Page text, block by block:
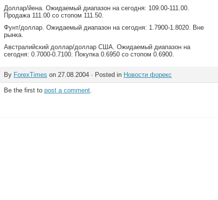
Доллар/йена. Ожидаемый диапазон на сегодня: 109.00-111.00.
Продажа 111.00 со стопом 111.50.
Фунт/доллар. Ожидаемый диапазон на сегодня: 1.7900-1.8020. Вне
рынка.
Австралийский доллар/доллар США. Ожидаемый диапазон на
сегодня: 0.7000-0.7100. Покупка 0.6950 со стопом 0.6900.
By ForexTimes on 27.08.2004 · Posted in Новости форекс
Be the first to post a comment.